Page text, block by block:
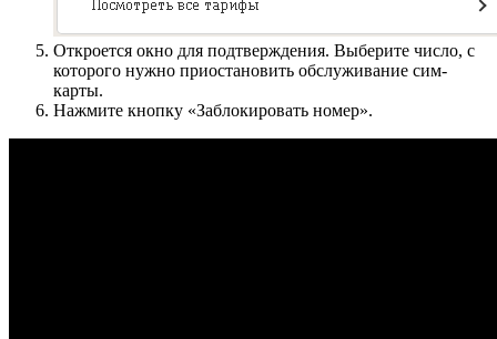
Откроется окно для подтверждения. Выберите число, с
которого нужно приостановить обслуживание сим-
карты.
Нажмите кнопку «Заблокировать номер».